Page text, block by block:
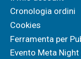
Cronologia ordini
Cookies
Ferramenta per
Evento Meta